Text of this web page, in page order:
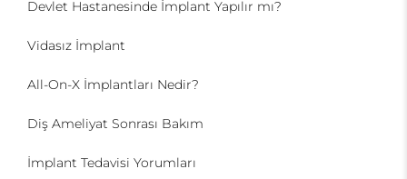
Devlet Hastanesinde İmplant Yapılır mı?
Vidasız İmplant
All-On-X İmplantları Nedir?
Diş Ameliyat Sonrası Bakım
İmplant Tedavisi Yorumları